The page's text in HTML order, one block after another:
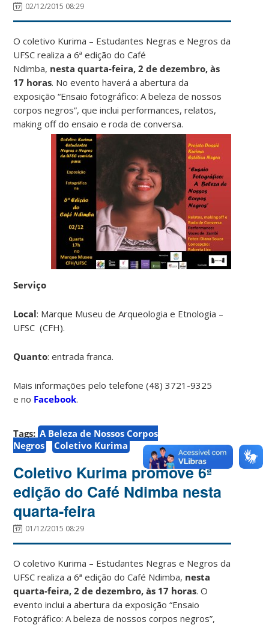
02/12/2015 08:29
O coletivo Kurima – Estudantes Negras e Negros da
UFSC realiza a 6ª edição do Café
Ndimba, nesta quarta-feira, 2 de dezembro, às
17 horas. No evento haverá a abertura da
exposição “Ensaio fotográfico: A beleza de nossos
corpos negros”, que inclui performances, relatos,
making off do ensaio e roda de conversa.
Serviço
Local: Marque Museu de Arqueologia e Etnologia –
UFSC (CFH).
Quanto: entrada franca.
Mais informações pelo telefone (48) 3721-9325
e no Facebook.
Tags: A Beleza de Nossos Corpos
Negros
Coletivo Kurima
Coletivo Kurima promove 6ª
edição do Café Ndimba nesta
quarta-feira
01/12/2015 08:29
O coletivo Kurima – Estudantes Negras e Negros da
UFSC realiza a 6ª edição do Café Ndimba, nesta
quarta-feira, 2 de dezembro, às 17 horas. O
evento inclui a abertura da exposição “Ensaio
Fotográfico: A beleza de nossos corpos negros”,